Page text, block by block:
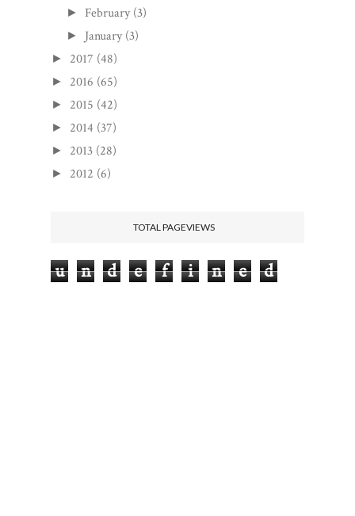
► February (3)
► January (3)
► 2017 (48)
► 2016 (65)
► 2015 (42)
► 2014 (37)
► 2013 (28)
► 2012 (6)
TOTAL PAGEVIEWS
u n d e f i n e d